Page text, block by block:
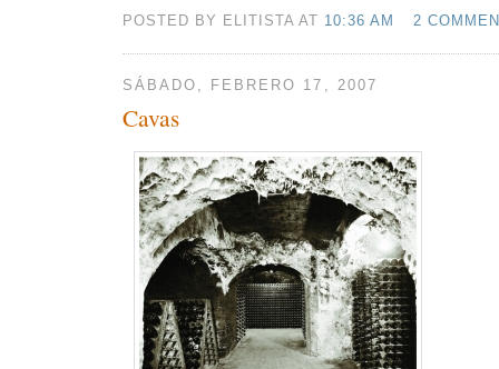
POSTED BY ELITISTA AT 10:36 AM 2
SÁBADO, FEBRERO 17, 2007
Cavas